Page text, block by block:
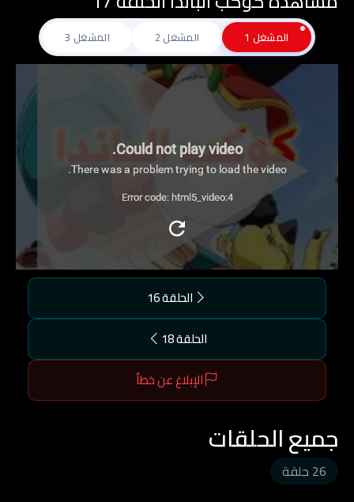
المشغل 1 المشغل 2 المشغل 3
Could not play video.
There was a problem trying to load the video.
Error code: html5_video:4
الحلقة 16
الحلقة 18
الإبلاغ عن خطأ
جميع الحلقات
26 حلقة